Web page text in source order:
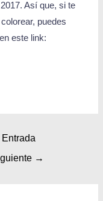
Así que, si te
puedes
este link:
Entrada
→